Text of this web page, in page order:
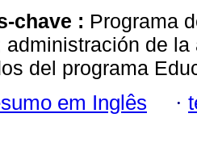
chave : Programa
administración de
del programa
em Inglês ·